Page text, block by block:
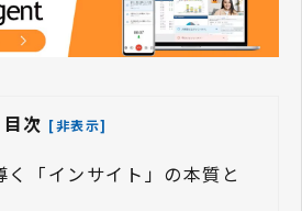
目次 [非表示]
「インサイト」の本質と